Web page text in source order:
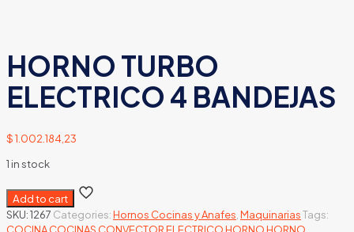
HORNO TURBO
ELECTRICO 4 BANDEJAS
$1.002.184,23
1 in stock
Add to cart
SKU:1267 Categories:Hornos Cocinas y Anafes MaquinariasTags:
COCINACOCINAS CONVECTORELECTRICOHORNOHORNO